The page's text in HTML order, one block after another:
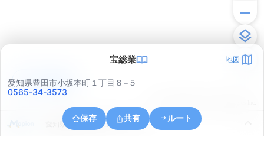
宝総業 地図
愛知県豊田市小坂本町１丁目８−５
0565-34-3573
保存 共有 ルート
愛知県豊田市日之出町１丁目３
アプリで見る